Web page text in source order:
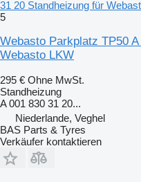
31 20 Standheizung für
5
Webasto Parkplatz TP50
Webasto LKW
295 € Ohne MwSt.
Standheizung
A 001 830 31 20...
Niederlande, Veghel
BAS Parts & Tyres
Verkäufer kontaktieren